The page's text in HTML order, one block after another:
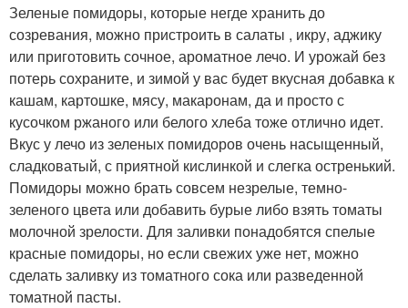
Зеленые помидоры, которые негде хранить до
созревания, можно пристроить в салаты , икру, аджику
или приготовить сочное, ароматное лечо. И урожай без
потерь сохраните, и зимой у вас будет вкусная добавка к
кашам, картошке, мясу, макаронам, да и просто с
кусочком ржаного или белого хлеба тоже отлично идет.
Вкус у лечо из зеленых помидоров очень насыщенный,
сладковатый, с приятной кислинкой и слегка остренький.
Помидоры можно брать совсем незрелые, темно-
зеленого цвета или добавить бурые либо взять томаты
молочной зрелости. Для заливки понадобятся спелые
красные помидоры, но если свежих уже нет, можно
сделать заливку из томатного сока или разведенной
томатной пасты.